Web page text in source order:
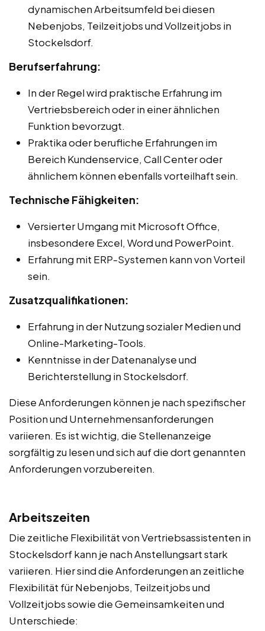
dynamischen Arbeitsumfeld bei diesen
Nebenjobs, Teilzeitjobs und Vollzeitjobs in
Stockelsdorf.
Berufserfahrung:
In der Regel wird praktische Erfahrung im
Vertriebsbereich oder in einer ähnlichen
Funktion bevorzugt.
Praktika oder berufliche Erfahrungen im
Bereich Kundenservice, Call Center oder
ähnlichem können ebenfalls vorteilhaft sein.
Technische Fähigkeiten:
Versierter Umgang mit Microsoft Office,
insbesondere Excel, Word und PowerPoint.
Erfahrung mit ERP-Systemen kann von Vorteil
sein.
Zusatzqualifikationen:
Erfahrung in der Nutzung sozialer Medien und
Online-Marketing-Tools.
Kenntnisse in der Datenanalyse und
Berichterstellung in Stockelsdorf.
Diese Anforderungen können je nach spezifischer
Position und Unternehmensanforderungen
variieren. Es ist wichtig, die Stellenanzeige
sorgfältig zu lesen und sich auf die dort genannten
Anforderungen vorzubereiten.
Arbeitszeiten
Die zeitliche Flexibilität von Vertriebsassistenten in
Stockelsdorf kann je nach Anstellungsart stark
variieren. Hier sind die Anforderungen an zeitliche
Flexibilität für Nebenjobs, Teilzeitjobs und
Vollzeitjobs sowie die Gemeinsamkeiten und
Unterschiede: